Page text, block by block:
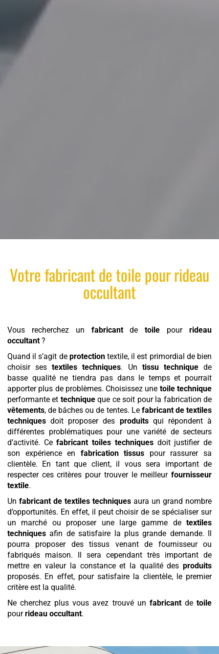
Votrefabricantdetoilepourrideau
occultant
Vous recherchez un fabricant detoile pourrideau
occultant ?
Quand il s’agit de protectiontextile, il est primordial de bien
choisir sestextiles techniques. Un tissu techniquede
basse qualité ne tiendra pas dans le temps et pourrait
apporter plus de problèmes. Choisissez une toile technique
performante et techniqueque ce soit pour la fabrication de
vêtements, de bâches ou de tentes. Le fabricant de textiles
techniques doit proposer des produitsqui répondent à
différentes problématiques pour une variété de secteurs
d’activité. Cefabricant toiles techniques doit justifier de
son expérience en fabrication tissus pour rassurer sa
clientèle. En tant que client, il vous sera important de
respecter ces critères pour trouver le meilleur fournisseur
textile.
Un fabricant de textiles techniques aura un grand nombre
d’opportunités. En effet, il peut choisir de se spécialiser sur
un marché ou proposer une large gamme de textiles
techniques afin de satisfaire la plus grande demande. Il
pourra proposer des tissus venant de fournisseur ou
fabriqués maison. Il sera cependant très important de
mettre en valeur la constance et la qualité des produits
proposés. En effet, pour satisfaire la clientèle, le premier
critère est la qualité.
Ne cherchez plus vous avez trouvé un fabricant detoile
pourrideau occultant.